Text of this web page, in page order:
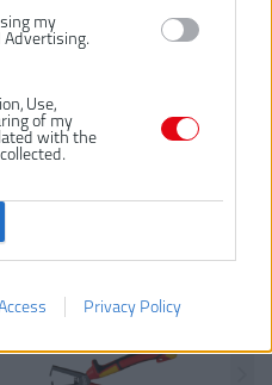
my
Advertising.
Use,
of my
with the
Privacy Policy
mäkkou rukoväťou pre pohodlnú